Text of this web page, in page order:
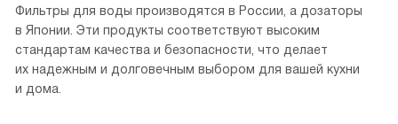
Фильтры для воды производятся в России, а дозаторы
в Японии. Эти продукты соответствуют высоким
стандартам качества и безопасности, что делает
их надежным и долговечным выбором для вашей кухни
и дома.